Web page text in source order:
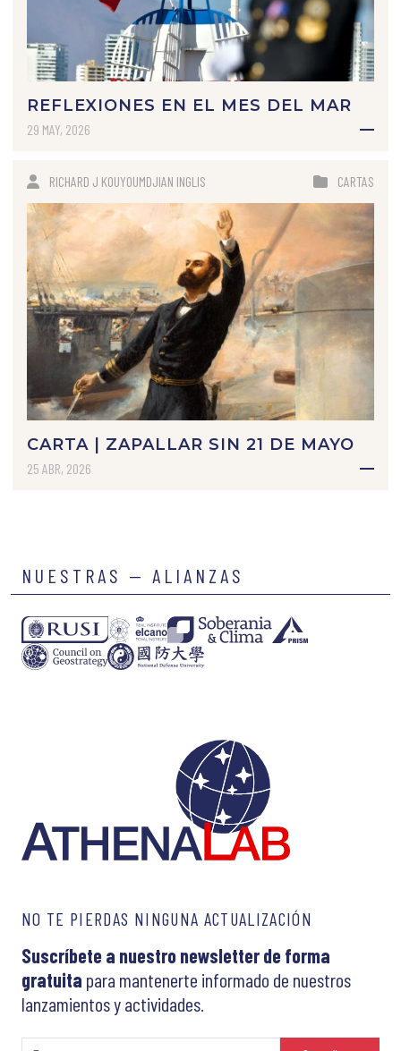
REFLEXIONES EN EL MES DEL MAR
29 MAY, 2026
RICHARD J KOUYOUMDJIAN INGLIS CARTAS
CARTA | ZAPALLAR SIN 21 DE MAYO
25 ABR, 2026
NUESTRAS — ALIANZAS
NO TE PIERDAS NINGUNA ACTUALIZACIÓN
Suscríbete a nuestro newsletter de forma
gratuita para mantenerte informado de nuestros
lanzamientos y actividades.